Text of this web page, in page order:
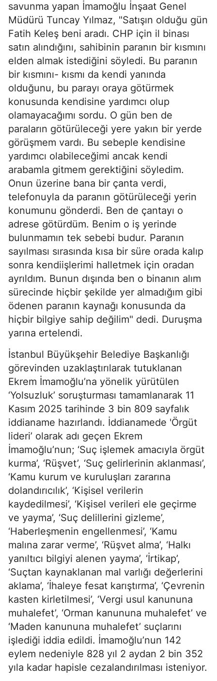
savunma yapan İmamoğlu İnşaat Genel
Müdürü Tuncay Yılmaz, "Satışın olduğu gün
Fatih Keleş beni aradı. CHP için il binası
satın alındığını, sahibinin paranın bir kısmını
elden almak istediğini söyledi. Bu paranın
bir kısmını- kısmı da kendi yanında
olduğunu, bu parayı oraya götürmek
konusunda kendisine yardımcı olup
olamayacağımı sordu. O gün ben de
paraların götürüleceği yere yakın bir yerde
görüşmem vardı. Bu sebeple kendisine
yardımcı olabileceğimi ancak kendi
arabamla gitmem gerektiğini söyledim.
Onun üzerine bana bir çanta verdi,
telefonuyla da paranın götürüleceği yerin
konumunu gönderdi. Ben de çantayı o
adrese götürdüm. Benim o iş yerinde
bulunmamın tek sebebi budur. Paranın
sayılması sırasında kısa bir süre orada kalıp
sonra kendiişlerimi halletmek için oradan
ayrıldım. Bunun dışında ben o binanın alım
sürecinde hiçbir şekilde yer almadığım gibi
ödenen paranın kaynağı konusunda da
hiçbir bilgiye sahip değilim" dedi. Duruşma
yarına ertelendi.
İstanbul Büyükşehir Belediye Başkanlığı
görevinden uzaklaştırılarak tutuklanan
Ekrem İmamoğlu’na yönelik yürütülen
‘Yolsuzluk’ soruşturması tamamlanarak 11
Kasım 2025 tarihinde 3 bin 809 sayfalık
iddianame hazırlandı. İddianamede 'Örgüt
lideri’ olarak adı geçen Ekrem
İmamoğlu’nun; ‘Suç işlemek amacıyla örgüt
kurma’, ‘Rüşvet’, ‘Suç gelirlerinin aklanması’,
‘Kamu kurum ve kuruluşları zararına
dolandırıcılık’, ‘Kişisel verilerin
kaydedilmesi’, ‘Kişisel verileri ele geçirme
ve yayma’, ‘Suç delillerini gizleme’,
‘Haberleşmenin engellenmesi’, ‘Kamu
malına zarar verme’, ‘Rüşvet alma’, ‘Halkı
yanıltıcı bilgiyi alenen yayma’, ‘İrtikap’,
‘Suçtan kaynaklanan mal varlığı değerlerini
aklama’, ‘İhaleye fesat karıştırma’, ‘Çevrenin
kasten kirletilmesi’, ‘Vergi usul kanununa
muhalefet’, ‘Orman kanununa muhalefet’ ve
‘Maden kanununa muhalefet’ suçlarını
işlediği iddia edildi. İmamoğlu’nun 142
eylem nedeniyle 828 yıl 2 aydan 2 bin 352
yıla kadar hapisle cezalandırılması isteniyor.